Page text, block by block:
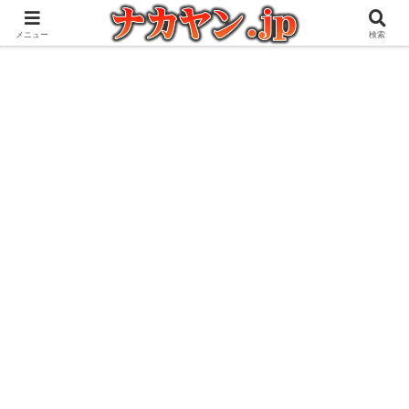
アウトドアとガジェット好きな管理人の愉快な日々を綴るブログ
メニュー 検索